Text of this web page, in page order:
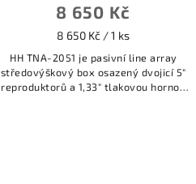
8 650 Kč
8 650 Kč / 1 ks
HH TNA-2051 je pasivní line array
středovýškový box osazený dvojicí 5"
reproduktorů a 1,33" tlakovou hornou